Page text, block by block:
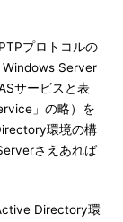
プロトコルの
Windows Server
サービスと表
」の略）を
環境の構
さえあれば
Directory環